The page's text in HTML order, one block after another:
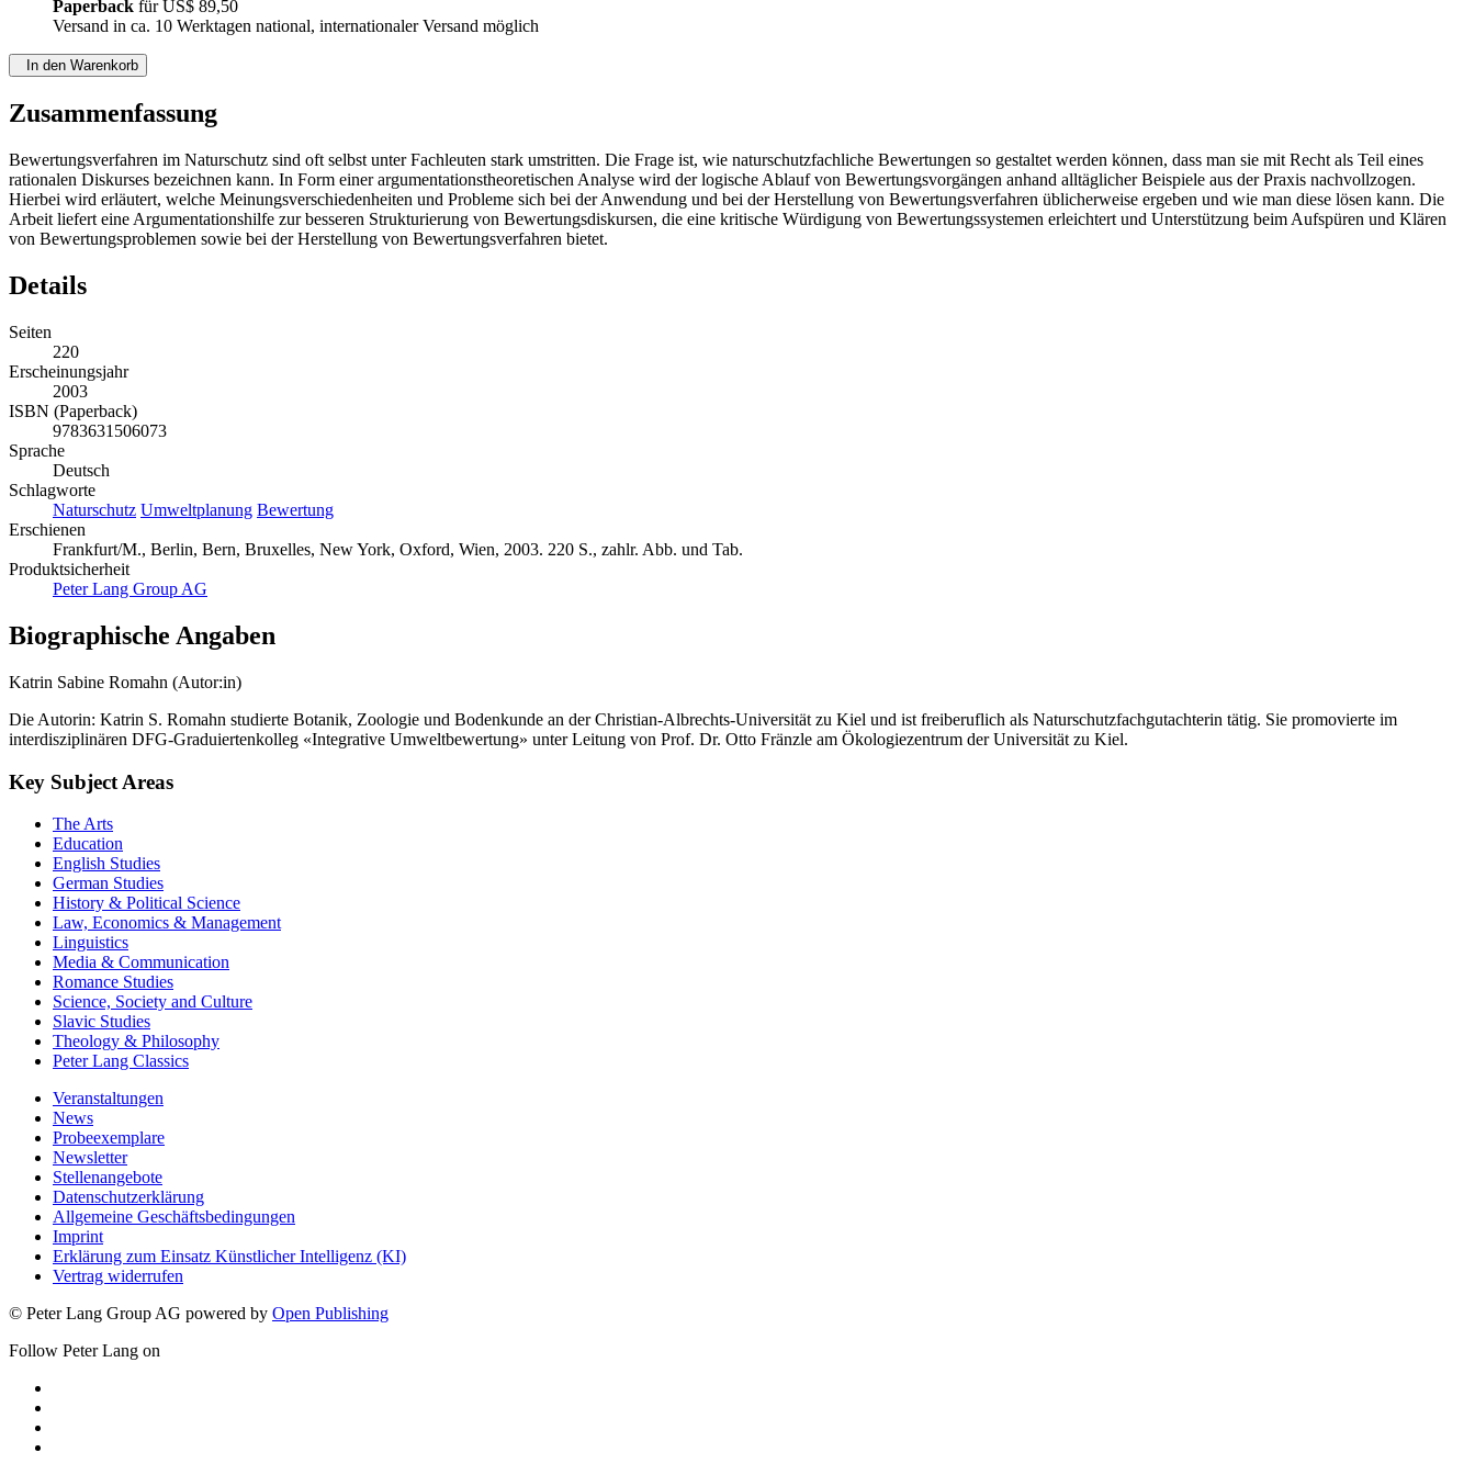
Paperback fürUS$ 89,50
Versand in ca. 10 Werktagen national, internationaler Versand möglich
In den Warenkorb
Zusammenfassung
Bewertungsverfahren im Naturschutz sind oft selbst unter Fachleuten stark umstritten. Die Frage ist, wie naturschutzfachliche Bewertungen so gestaltet werden können, dass man sie mit Recht als Teil eines
rationalen Diskurses bezeichnen kann. In Form einer argumentationstheoretischen Analyse wird der logische Ablauf von Bewertungsvorgängen anhand alltäglicher Beispiele aus der Praxis nachvollzogen.
Hierbei wird erläutert, welche Meinungsverschiedenheiten und Probleme sich bei der Anwendung und bei der Herstellung von Bewertungsverfahren üblicherweise ergeben und wie man diese lösen kann. Die
Arbeit liefert eine Argumentationshilfe zur besseren Strukturierung von Bewertungsdiskursen, die eine kritische Würdigung von Bewertungssystemen erleichtert und Unterstützung beim Aufspüren und Klären
von Bewertungsproblemen sowie bei der Herstellung von Bewertungsverfahren bietet.
Details
Seiten
220
Erscheinungsjahr
2003
ISBN (Paperback)
9783631506073
Sprache
Deutsch
Schlagworte
Naturschutz Umweltplanung Bewertung
Erschienen
Frankfurt/M., Berlin, Bern, Bruxelles, New York, Oxford, Wien, 2003. 220 S., zahlr. Abb. und Tab.
Produktsicherheit
Peter Lang Group AG
Biographische Angaben
Katrin Sabine Romahn (Autor:in)
Die Autorin: Katrin S. Romahn studierte Botanik, Zoologie und Bodenkunde an der Christian-Albrechts-Universität zu Kiel und ist freiberuflich als Naturschutzfachgutachterin tätig. Sie promovierte im
interdisziplinären DFG-Graduiertenkolleg «Integrative Umweltbewertung» unter Leitung von Prof. Dr. Otto Fränzle am Ökologiezentrum der Universität zu Kiel.
Key Subject Areas
The Arts
Education
English Studies
German Studies
History & Political Science
Law, Economics & Management
Linguistics
Media & Communication
Romance Studies
Science, Society and Culture
Slavic Studies
Theology & Philosophy
Peter Lang Classics
Veranstaltungen
News
Probeexemplare
Newsletter
Stellenangebote
Datenschutzerklärung
Allgemeine Geschäftsbedingungen
Imprint
Erklärung zum Einsatz Künstlicher Intelligenz (KI)
Vertrag widerrufen
© Peter Lang Group AG powered by Open Publishing
Follow Peter Lang on